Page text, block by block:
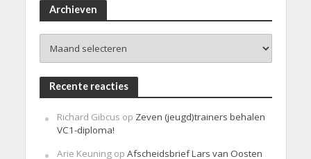
Archieven
Recente reacties
Richard Gibcus op Zeven (jeugd)trainers behalen
VC1-diploma!
Arie Keuningop Afscheidsbrief Lars van Oosten